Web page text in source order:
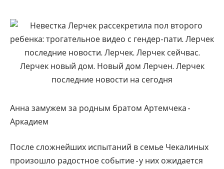
Анна замужем за родным братом Артемчека -
Аркадием
После сложнейших испытаний в семье Чекалиных
произошло радостное событие - у них ожидается